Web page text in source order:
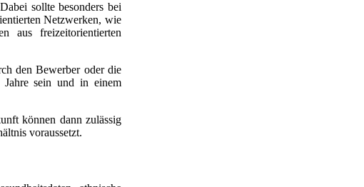
sollte besonders bei
Netzwerken, wie
aus freizeitorientierten
den Bewerber oder die
sein und in einem
können dann zulässig
voraussetzt.